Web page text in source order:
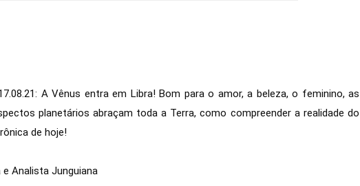
A Vênus entra em Libra! Bom para o amor, a beleza, o feminino, as
planetários abraçam toda a Terra, como compreender a realidade do
de hoje!
Analista Junguiana